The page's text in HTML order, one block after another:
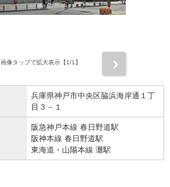
画像タップで拡大表示【1/1】
兵庫県神戸市中央区脇浜海岸通１丁
目３－１
阪急神戸本線 春日野道駅
阪神本線 春日野道駅
東海道・山陽本線 灘駅